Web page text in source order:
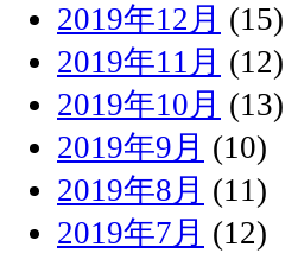
2019年12月 (15)
2019年11月 (12)
2019年10月 (13)
2019年9月 (10)
2019年8月 (11)
2019年7月 (12)